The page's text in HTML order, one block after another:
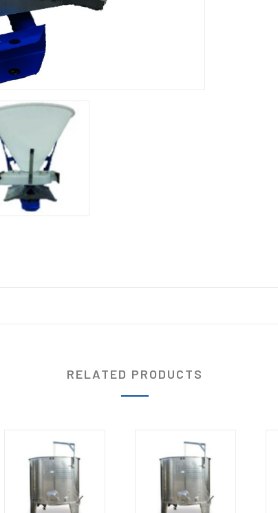
RELATED PRODUCTS